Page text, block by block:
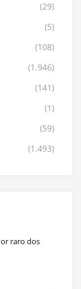
(29)
(5)
(108)
(1.946)
(141)
(1)
(59)
(1.493)
raro dos